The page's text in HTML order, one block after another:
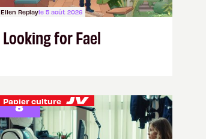
Ellen Replayle 5 août 2026
Looking for Fael
8
Papier culture
16 votes